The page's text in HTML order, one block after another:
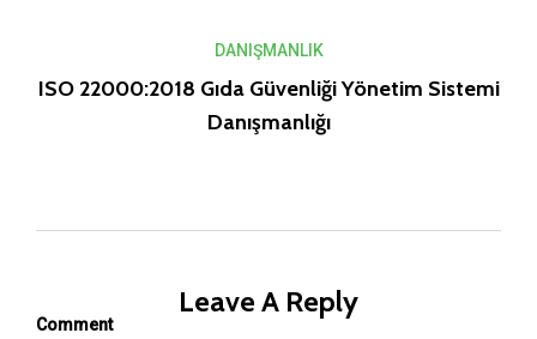
DANIŞMANLIK
ISO 22000:2018 Gıda Güvenliği Yönetim Sistemi
Danışmanlığı
Leave A Reply
Comment